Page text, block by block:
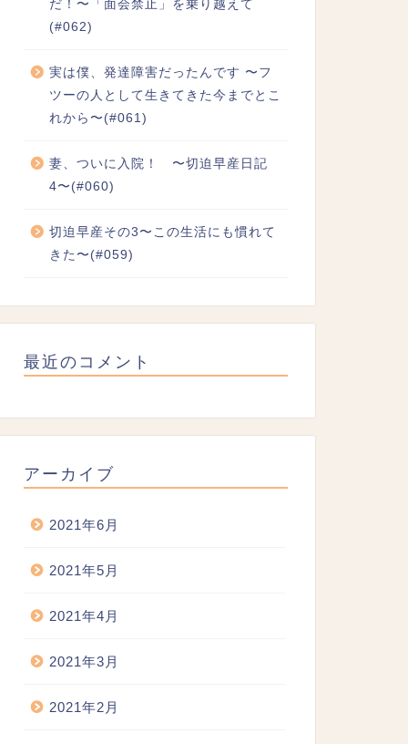
だ！〜「面会禁止」を乗り越えて
(#062)
実は僕、発達障害だったんです 〜フ
ツーの人として生きてきた今までとこ
れから〜(#061)
妻、ついに入院！ 〜切迫早産日記
4〜(#060)
切迫早産その3〜この生活にも慣れて
きた〜(#059)
最近のコメント
アーカイブ
2021年6月
2021年5月
2021年4月
2021年3月
2021年2月